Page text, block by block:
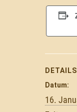
DETAILS
Datum:
16.